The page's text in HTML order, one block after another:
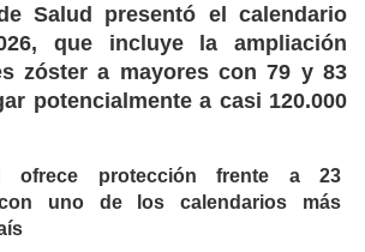
Salud presentó el calendario
que incluye la ampliación
zóster a mayores con 79 y 83
potencialmente a casi 120.000
ofrece protección frente a 23
con uno de los calendarios más